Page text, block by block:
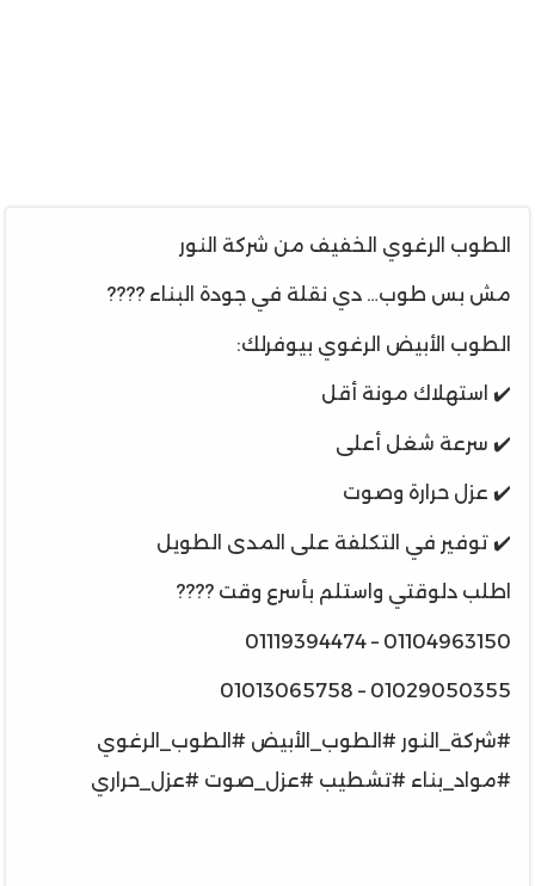
الطوب الرغوي الخفيف من شركة النور
مش بس طوب… دي نقلة في جودة البناء ????
الطوب الأبيض الرغوي بيوفرلك:
✔️ استهلاك مونة أقل
✔️ سرعة شغل أعلى
✔️ عزل حرارة وصوت
✔️ توفير في التكلفة على المدى الطويل
اطلب دلوقتي واستلم بأسرع وقت ????
01104963150 – 01119394474
01029050355 – 01013065758
#شركة_النور #الطوب_الأبيض #الطوب_الرغوي
#مواد_بناء #تشطيب #عزل_صوت #عزل_حراري